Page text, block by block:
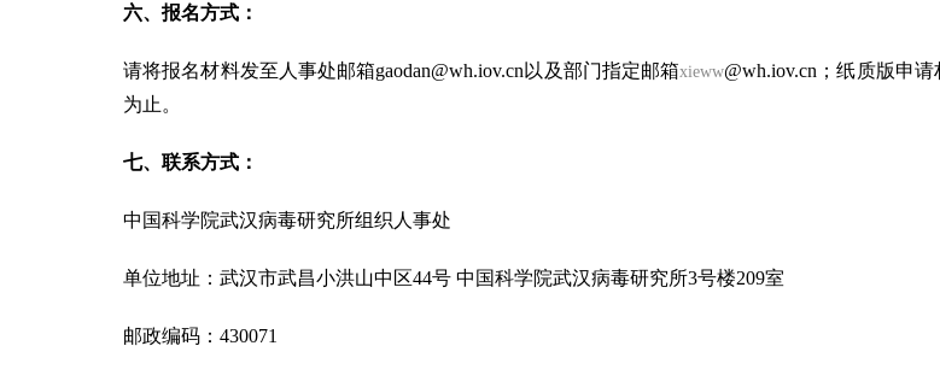
六、报名方式：
请将报名材料发至人事处邮箱gaodan@wh.iov.cn 以及部门指定邮箱xieww@wh.iov.cn ；纸质版申
为止。
七、联系方式：
中国科学院武汉病毒研究所组织人事处
单位地址：武汉市武昌小洪山中区44号 中国科学院武汉病毒研究所3号楼209室
邮政编码：430071